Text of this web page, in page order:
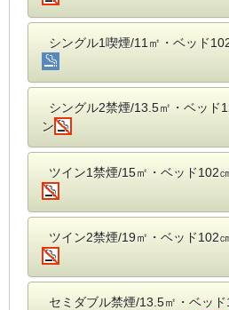
シングル1喫煙/11㎡・ベッド
シングル2禁煙/13.5㎡・ベッド
ン
ツイン1禁煙/15㎡・ベッド102
ツイン2禁煙/19㎡・ベッド102
セミダブル禁煙/13.5㎡・ベッ